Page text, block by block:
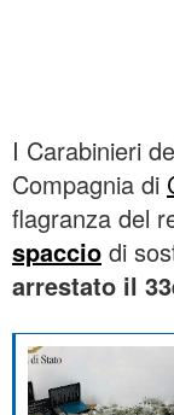
I Carabinieri
Compagnia di
flagranza del
spaccio di
arrestato il